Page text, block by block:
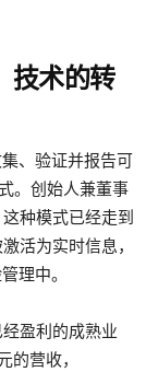
技术的转
、验证并报告可
。创始人兼董事
种模式已经走到
活为实时信息，
理中。
盈利的成熟业
营收，